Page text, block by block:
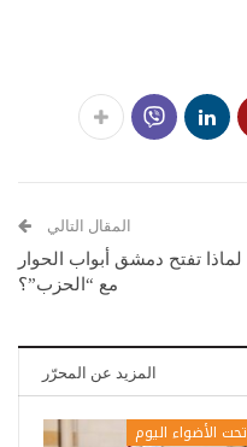
المقال التالي
لماذا تفتح دمشق أبواب الحوار
مع “الحزب”؟
المزيد عن المحرّر
تحت الأضواء اليوم